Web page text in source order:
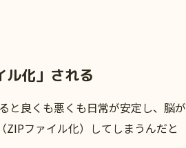
化」される
と良くも悪くも日常が安定し、脳が
ZIPファイル化）してしまうんだと